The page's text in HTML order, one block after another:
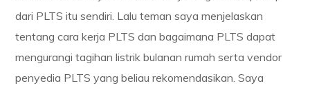
dari PLTS itu sendiri. Lalu teman saya menjelaskan
tentang cara kerja PLTS dan bagaimana PLTS dapat
mengurangi tagihan listrik bulanan rumah serta vendor
penyedia PLTS yang beliau rekomendasikan. Saya